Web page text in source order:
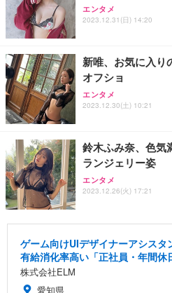
エンタメ
2023.12.31(日) 14:20
新唯、お気に入り
オフショ
エンタメ
2023.12.30(土) 10:21
鈴木ふみ奈、色気
ランジェリー姿
エンタメ
2023.12.26(火) 17:21
ゲーム向けUIデザイナーアシス
有給消化率高い「正社員・年間休
株式会社ELM
愛知県